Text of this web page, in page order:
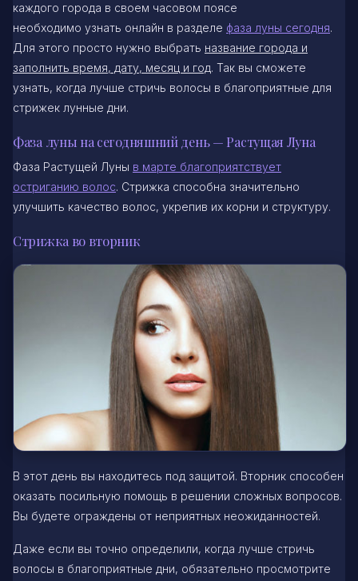
каждого города в своем часовом поясе
необходимо узнать онлайн в разделе фаза луны сегодня.
Для этого просто нужно выбрать название города и
заполнить время, дату, месяц и год. Так вы сможете
узнать, когда лучше стричь волосы в благоприятные для
стрижек лунные дни.
Фаза луны на сегодняшний день — Растущая Луна
Фаза Растущей Луны в марте благоприятствует
остриганию волос. Стрижка способна значительно
улучшить качество волос, укрепив их корни и структуру.
Стрижка во вторник
В этот день вы находитесь под защитой. Вторник способен
оказать посильную помощь в решении сложных вопросов.
Вы будете ограждены от неприятных неожиданностей.
Даже если вы точно определили, когда лучше стричь
волосы в благоприятные дни, обязательно просмотрите